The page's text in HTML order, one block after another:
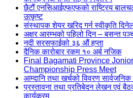
छैटौं एनसिआईएफएफको राष्ट्रिय
उत्कृष्ट
संस्थापक शेयर खरिद गर्न स्वीकृति
अक्षर आरम्भको पहिलो दिन – बसन्त
नदी सरसफाईको ३६ औं हप्ता
दैनिक कारोबार रकम १० अर्ब नजिक
Final Bagamati Province
Championship Press Meet
आम्दानि तथा खर्चको विवरण
प्रस्तावना तथा प्रतिबेदन लेखन एवं
कार्यक्रम